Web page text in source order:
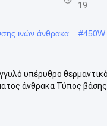
19
ινών άνθρακα #450W
υπέρυθρο
άνθρακα Τύπος